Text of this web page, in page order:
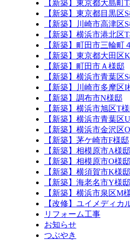
【新築】東京都大島町
【新築】東京都目黒区
【新築】川崎市高津区
【新築】横浜市港北区
【新築】町田市三輪町
【新築】東京都大田区
【新築】町田市Ａ様邸
【新築】横浜市青葉区
【新築】川崎市多摩区I
【新築】調布市N様邸
【新築】横浜市旭区T
【新築】横浜市青葉区
【新築】横浜市金沢区
【新築】茅ケ崎市F様邸
【新築】相模原市A様邸
【新築】相模原市O様邸
【新築】横須賀市K様邸
【新築】海老名市Y様邸
【新築】横浜市泉区M
【改修】ユイメディカ
リフォーム工事
お知らせ
つぶやき